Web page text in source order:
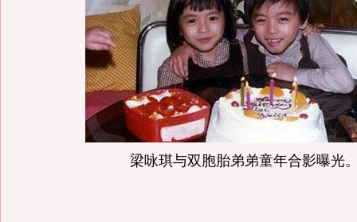
梁咏琪与双胞胎弟弟童年合影曝光